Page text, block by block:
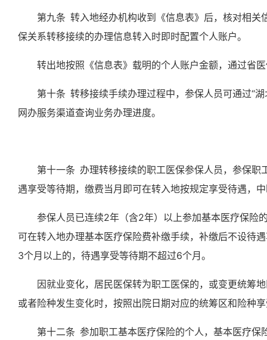
第九条 转入地经办机构收到《信息表》后，核对相关
保关系转移接续的办理信息转入时即时配置个人账户。
转出地按照《信息表》载明的个人账户金额，通过省
第十条 转移接续手续办理过程中，参保人员可通过“
网办服务渠道查询业务办理进度。
第十一条 办理转移接续的职工医保参保人员 ， 参保职
遇享受等待期，缴费当月即可在转入地按规定享受待遇，
参保人员已连续2年（含2年）以上参加基本医疗保险
可在转入地办理基本医疗保险费补缴手续，补缴后不设待
3个月以上的，待遇享受等待期不超过6个月。
因就业变化，居民医保转为职工医保的，或变更统筹
或者险种发生变化时，按照出院日期对应的统筹区和险种
第十二条 参加职工基本医疗保险的个人，基本医疗